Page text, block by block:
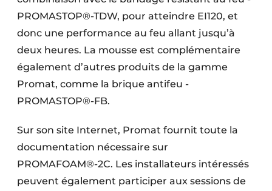
PROMASTOP®-TDW, pour atteindre EI120, et
donc une performance au feu allant jusqu’à
deux heures. La mousse est complémentaire
également d’autres produits de la gamme
Promat, comme la brique antifeu ­
PROMASTOP®-FB.
Sur son site Internet, Promat fournit toute la
documentation nécessaire sur
PROMAFOAM®-2C. Les installateurs intéressés
peuvent également participer aux sessions de